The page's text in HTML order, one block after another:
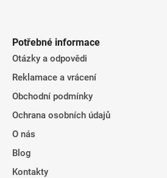
Potřebné informace
Otázky a odpovědi
Reklamace a vrácení
Obchodní podmínky
Ochrana osobních údajů
O nás
Blog
Kontakty